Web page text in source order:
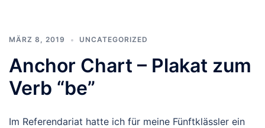
MÄRZ 8, 2019 UNCATEGORIZED
Anchor Chart – Plakat zum
Verb “be”
Im Referendariat hatte ich für meine Fünftklässler ein